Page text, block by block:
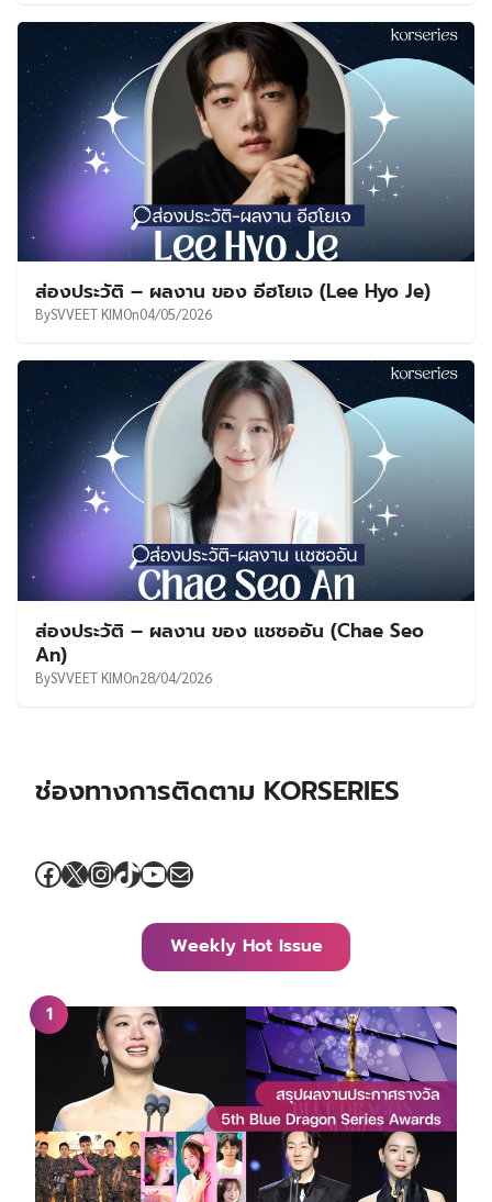
ส่องประวัติ – ผลงาน ของ อีฮโยเจ (Lee Hyo Je)
BySVVEET KIMOn04/05/2026
ส่องประวัติ – ผลงาน ของ แชซออัน (Chae Seo
An)
BySVVEET KIMOn28/04/2026
ช่องทางการติดตาม KORSERIES
Facebook
X Instagram
TikTok
YouTube
Mail
Weekly Hot Issue